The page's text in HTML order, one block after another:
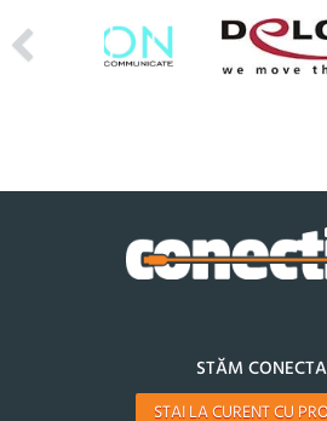
STĂM
STAI LA CURENT CU